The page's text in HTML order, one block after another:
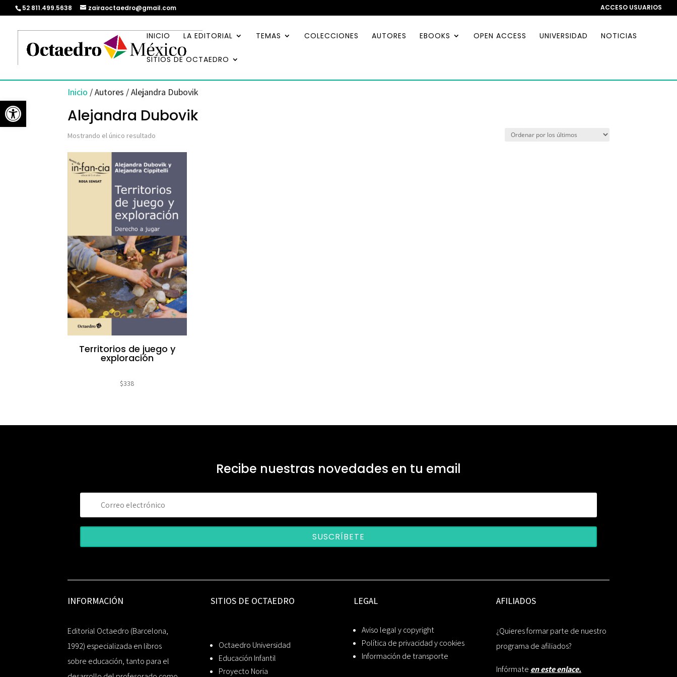
Abrir barra de herramientas
52 811.499.5638 zairaoctaedro@gmail.com ACCESO USUARIOS
INICIO LA EDITORIAL TEMAS COLECCIONES AUTORES EBOOKS OPEN ACCESS UNIVERSIDAD NOTICIAS
SITIOS DE OCTAEDRO
Inicio / Autores / Alejandra Dubovik
Alejandra Dubovik
Mostrando el único resultado
Territorios de juego y
exploración
$338
Recibe nuestras novedades en tu email
SUSCRÍBETE
INFORMACIÓN
Editorial Octaedro (Barcelona,
1992) especializada en libros
sobre educación, tanto para el
SITIOS DE OCTAEDRO
Octaedro Universidad
Educación Infantil
Proyecto Noria
LEGAL
Aviso legal y copyright
Política de privacidad y cookies
Información de transporte
AFILIADOS
¿Quieres formar parte de nuestro
programa de afiliados?
Infórmate en este enlace.